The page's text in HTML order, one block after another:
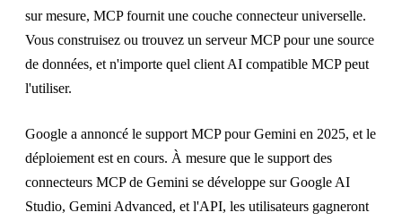
sur mesure, MCP fournit une couche connecteur universelle.
Vous construisez ou trouvez un serveur MCP pour une source
de données, et n'importe quel client AI compatible MCP peut
l'utiliser.
Google a annoncé le support MCP pour Gemini en 2025, et le
déploiement est en cours. À mesure que le support des
connecteurs MCP de Gemini se développe sur Google AI
Studio, Gemini Advanced, et l'API, les utilisateurs gagneront